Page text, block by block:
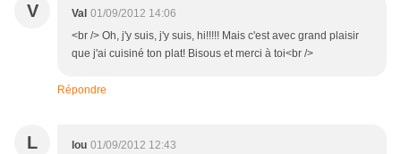
V Val 01/09/2012 14:06
<br /> Oh, j'y suis, j'y suis, hi!!!!! Mais c'est avec grand plaisir
que j'ai cuisiné ton plat! Bisous et merci à toi<br />
Répondre
L lou 01/09/2012 12:43